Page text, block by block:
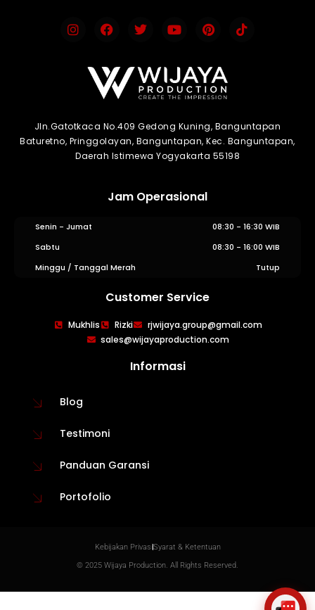
WIJAYA PRODUCTION
Jln.Gatotkaca No.409 Gedong Kuning, Banguntapan
Baturetno, Pringgolayan, Banguntapan, Kec. Banguntapan,
Daerah Istimewa Yogyakarta 55198
Jam Operasional
Senin - Jumat
08:30 - 16:30 WIB
Sabtu
08:30 - 16:00 WIB
Minggu / Tanggal Merah
Tutup
Customer Service
Mukhlis Rizki
rjwijaya.group@gmail.com
sales@wijayaproduction.com
Informasi
Blog
Testimoni
Panduan Garansi
Portofolio
Kebijakan PrivasiSyarat & Ketentuan
© 2025 Wijaya Production. All Rights Reserved.